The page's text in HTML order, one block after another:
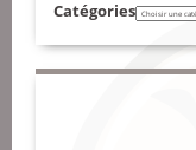
Catégories